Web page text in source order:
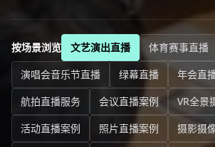
按场景浏览 文艺演出直播 体育赛事直播
演唱会音乐节直播
绿幕直播 年会直
航拍直播服务
会议直播案例
VR全景
活动直播案例
照片直播案例
摄影摄